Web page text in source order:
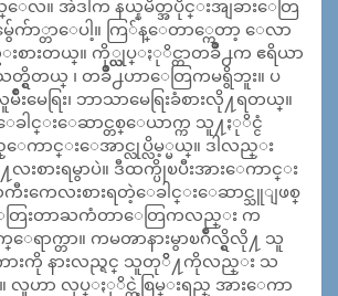
အဲဒါက နယ္နမိတ္အပိုင္းအျခားေတြ
ာ္တာေပါ့။ ကြ်န္ေတာ္ကေတာ့ ေလာ
စားတယ္။ ကို္ယ္လုပ္ႏုိင္တာတခ်ဳိ႕က ဧရိယာ
တ္ရွိတယ္ ၊ တခ်ဳိ႕ဟာေတြကမရွိဘူး။ ပ
းမေရြး၊ ဘာသာမေရြးခံစားလို႔ရတယ္။
ါင္းေဆာင္တစ္ေယာက္က သူ႔ႏုိင္ငံ
ာင္းေအာင္လုပ္လိမ့္မယ္။ ဒါလည္း
စားရမွာပဲ။ ဒီထက္ပိုၿပီးအားေကာင္း
းကေလးစားရတဲ့ေခါင္းေဆာင္သူျဖစ္
ေတြးတာႀကံတာေတြကလည္း က
ာက္တာ။ ကမၻာနားမွာၿဂိဳလ္ရွိလို႔ သူ
းကို နားလည္ရင္ သူတုိိ႔ကိုလည္း သ
လူဟာ လုပ္ႏုိင္တဲ့စြမ္းရည္ အားေကာ